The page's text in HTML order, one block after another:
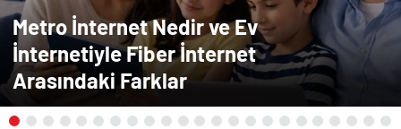
Metro İnternet Nedir ve Ev
İnternetiyle Fiber İnternet
Arasındaki Farklar